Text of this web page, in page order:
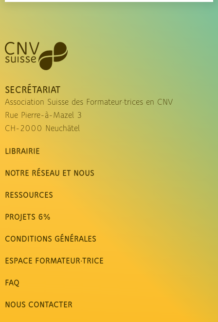
SECRÉTARIAT
Association Suisse des Formateur·trices en CNV
Rue Pierre-à-Mazel 3
CH-2000 Neuchâtel
LIBRAIRIE
NOTRE RÉSEAU ET NOUS
RESSOURCES
PROJETS 6%
CONDITIONS GÉNÉRALES
ESPACE FORMATEUR·TRICE
FAQ
NOUS CONTACTER